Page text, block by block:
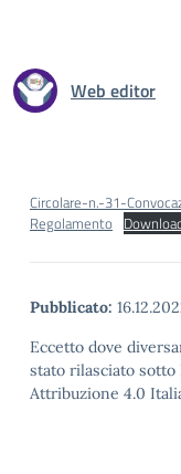
Web editor
Circolare-n.-31-
Regolamento
Pubblicato:
Eccetto dove
stato rilasciato sotto
Attribuzione 4.0